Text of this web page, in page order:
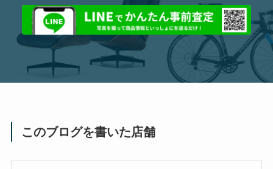
このブログを書いた店舗